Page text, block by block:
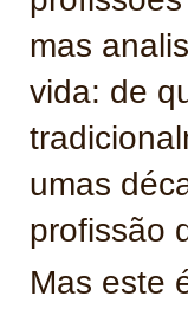
mas
vida: de
umas
profissão
Mas este